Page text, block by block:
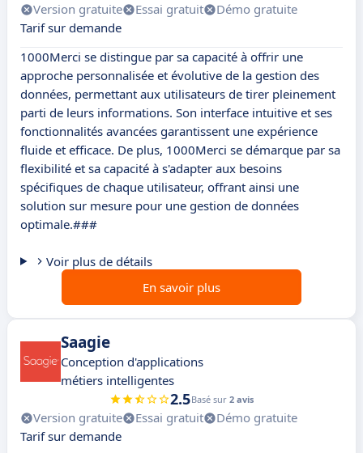
Version gratuite Essai gratuit
Démo gratuite
Tarif sur demande
1000Merci se distingue par sa capacité à offrir une
approche personnalisée et évolutive de la gestion des
données, permettant aux utilisateurs de tirer pleinement
parti de leurs informations. Son interface intuitive et ses
fonctionnalités avancées garantissent une expérience
fluide et efficace. De plus, 1000Merci se démarque par sa
flexibilité et sa capacité à s'adapter aux besoins
spécifiques de chaque utilisateur, offrant ainsi une
solution sur mesure pour une gestion de données
optimale.###
Voir plus de détails
En savoir plus
Saagie
Conception d'applications
métiers intelligentes
2.5Basé sur 2 avis
Version gratuite Essai gratuit
Démo gratuite
Tarif sur demande